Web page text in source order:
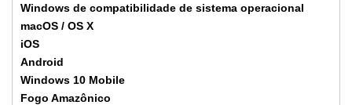
Windows de compatibilidade de sistema operacional
macOS / OS X
iOS
Android
Windows 10 Mobile
Fogo Amazônico